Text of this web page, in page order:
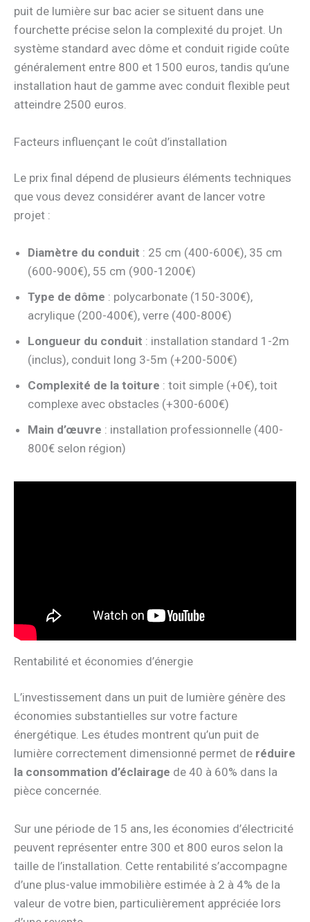
puit de lumière sur bac acier se situent dans une
fourchette précise selon la complexité du projet. Un
système standard avec dôme et conduit rigide coûte
généralement entre 800 et 1500 euros, tandis qu’une
installation haut de gamme avec conduit flexible peut
atteindre 2500 euros.
Facteurs influençant le coût d’installation
Le prix final dépend de plusieurs éléments techniques
que vous devez considérer avant de lancer votre
projet :
Diamètre du conduit : 25 cm (400-600€), 35 cm
(600-900€), 55 cm (900-1200€)
Type de dôme : polycarbonate (150-300€),
acrylique (200-400€), verre (400-800€)
Longueur du conduit : installation standard 1-2m
(inclus), conduit long 3-5m (+200-500€)
Complexité de la toiture : toit simple (+0€), toit
complexe avec obstacles (+300-600€)
Main d’œuvre : installation professionnelle (400-
800€ selon région)
Rentabilité et économies d’énergie
L’investissement dans un puit de lumière génère des
économies substantielles sur votre facture
énergétique. Les études montrent qu’un puit de
lumière correctement dimensionné permet de réduire
la consommation d’éclairage de 40 à 60% dans la
pièce concernée.
Sur une période de 15 ans, les économies d’électricité
peuvent représenter entre 300 et 800 euros selon la
taille de l’installation. Cette rentabilité s’accompagne
d’une plus-value immobilière estimée à 2 à 4% de la
valeur de votre bien, particulièrement appréciée lors